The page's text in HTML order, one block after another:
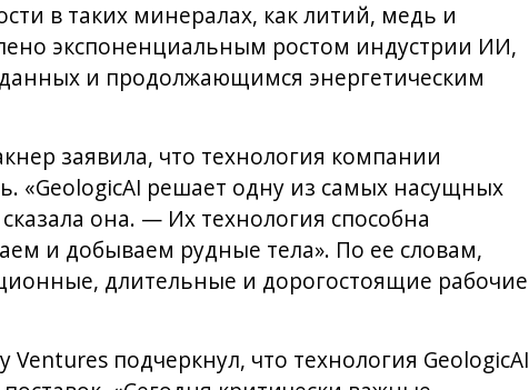
в таких минералах, как литий, медь и
экспоненциальным ростом индустрии ИИ,
и продолжающимся энергетическим
заявила, что технология компании
«GeologicAI решает одну из самых насущных
она. — Их технология способна
и добываем рудные тела». По ее словам,
длительные и дорогостоящие рабочие
подчеркнул, что технология GeologicAI